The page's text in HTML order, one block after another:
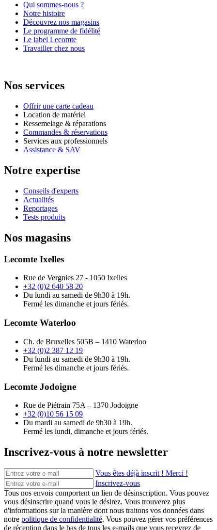
Qui sommes-nous ?
Notre histoire
Découvrez nos magasins
Le programme de fidélité
Le label Lecomte
Travailler chez nous
Nos services
Offrir une carte cadeau
Location de matériel
Ressemelage & réparations
Commandes & réservations
Services aux professionnels
Assistance & SAV
Notre expertise
Conseils d'experts
Actualités
Reportages
Tests produits
Nos magasins
Lecomte Ixelles
Rue de Vergnies 27 - 1050 Ixelles
+32 (0)2 640 58 20
Du lundi au samedi de 9h30 à 19h.
Fermé les dimanche et jours fériés.
Lecomte Waterloo
Ch. de Bruxelles 505B – 1410 Waterloo
+32 (0)2 387 12 19
Du lundi au samedi de 9h30 à 19h.
Fermé les dimanche et jours fériés.
Lecomte Jodoigne
Rue de Piétrain 75A – 1370 Jodoigne
+32 (0)10 56 15 09
Du mardi au samedi de 9h30 à 19h.
Fermé les lundi, dimanche et jours fériés.
Inscrivez-vous à notre newsletter
Vous êtes déjà inscrit ! Merci !
Inscrivez-vous
Tous nos envois comportent un lien de désinscription. Vous pouvez
vous désinscrire quand vous le désirez. Vous trouverez plus
d'informations sur la manière dont nous traitons vos données dans
notre politique de confidentialité. Vous pouvez gérer vos préférences
de réception dans le bas de tous les e-mails que vous recevrez de